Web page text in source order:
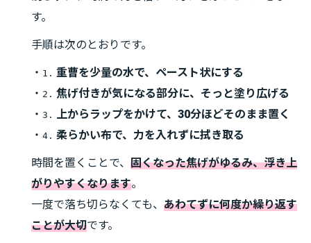
す。
手順は次のとおりです。
・ 1. 重曹を少量の水で、ペースト状にする
・ 2. 焦げ付きが気になる部分に、そっと塗り広げる
・ 3. 上からラップをかけて、30分ほどそのまま置く
・ 4. 柔らかい布で、力を入れずに拭き取る
時間を置くことで、 固くなった焦げがゆるみ、浮き上
がりやすくなります。
一度で落ち切らなくても、 あわてずに何度か繰り返す
ことが大切です。